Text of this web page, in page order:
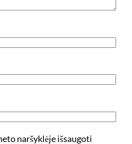
naršyklėje išsaugoti